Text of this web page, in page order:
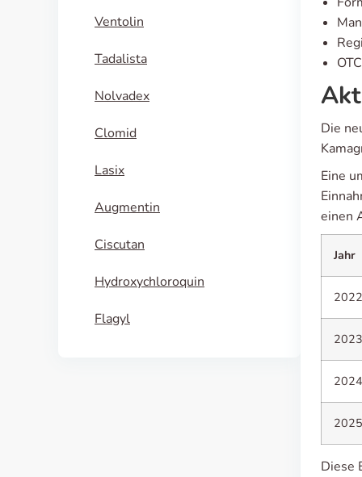
Ventolin
Tadalista
Nolvadex
Clomid
Lasix
Augmentin
Ciscutan
Hydroxychloroquin
Flagyl
Die
Eine
einen
Jahr
2022
2023
2024
2025
Diese